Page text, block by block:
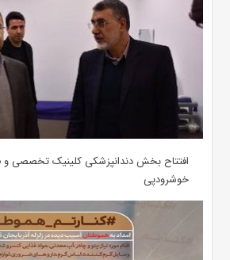
افتتاح بخش دندانپزشکی کلینیک تخصصی
خوشرودپی